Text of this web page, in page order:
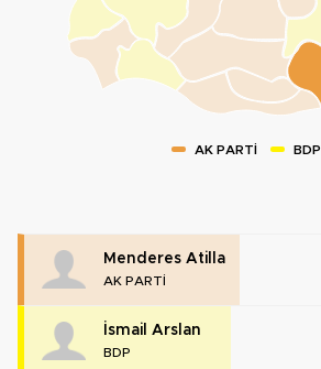
AK PARTİ BDP
Menderes Atilla
AK PARTİ
İsmail Arslan
BDP